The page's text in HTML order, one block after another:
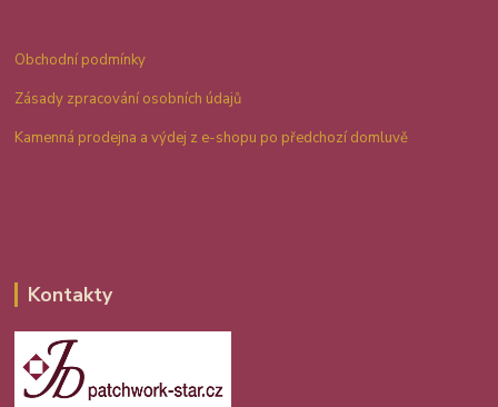
Obchodní podmínky
Zásady zpracování osobních údajů
Kamenná prodejna a výdej z e-shopu po předchozí domluvě
Kontakty